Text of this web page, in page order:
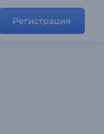
Регистрация